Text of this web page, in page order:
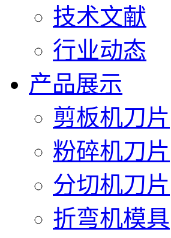
技术文献
行业动态
产品展示
剪板机刀片
粉碎机刀片
分切机刀片
折弯机模具